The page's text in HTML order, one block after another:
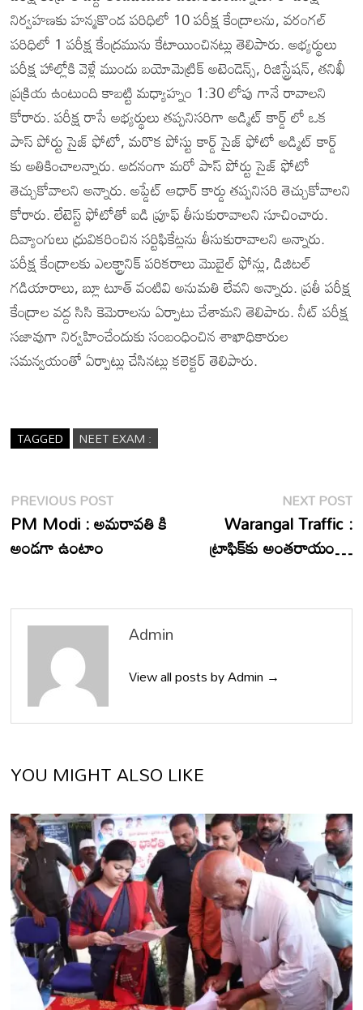
నిర్వహణకు హన్మకొండ పరిధిలో 10 పరీక్ష కేంద్రాలను, వరంగల్
పరిధిలో 1 పరీక్ష కేంద్రమును కేటాయించినట్లు తెలిపారు. అభ్యర్థులు
పరీక్ష హాల్లోకి వెళ్లే ముందు బయోమెట్రిక్ అటెండెన్స్, రిజిస్ట్రేషన్, తనిఖీ
ప్రక్రియ ఉంటుంది కాబట్టి మధ్యాహ్నం 1:30 లోపు గానే రావాలని
కోరారు. పరీక్ష రాసే అభ్యర్థులు తప్పనిసరిగా అడ్మిట్ కార్డ్ లో ఒక
పాస్ పోర్టు సైజ్ ఫోటో, మరొక పోస్టు కార్డ్ సైజ్ ఫోటో అడ్మిట్ కార్డ్
కు అతికించాలన్నారు. అదనంగా మరో పాస్ పోర్టు సైజ్ ఫోటో
తెచ్చుకోవాలని అన్నారు. అప్డేట్ ఆధార్ కార్డు తప్పనిసరి తెచ్చుకోవాలని
కోరారు. లేటెస్ట్ ఫోటోతో ఐడి ప్రూఫ్ తీసుకురావాలని సూచించారు.
దివ్యాంగులు ధ్రువికరించిన సర్టిఫికేట్లను తీసుకురావాలని అన్నారు.
పరీక్ష కేంద్రాలకు ఎలక్ట్రానిక్ పరికరాలు మొబైల్ ఫోన్లు, డిజిటల్
గడియారాలు, బ్లూ టూత్ వంటివి అనుమతి లేవని అన్నారు. ప్రతీ పరీక్ష
కేంద్రాల వద్ద సిసి కెమెరాలను ఏర్పాటు చేశామని తెలిపారు. నీట్ పరీక్ష
సజావుగా నిర్వహించేందుకు సంబంధించిన శాఖాధికారుల
సమన్వయంతో ఏర్పాట్లు చేసినట్లు కలెక్టర్ తెలిపారు.
TAGGED NEET EXAM :
Post
navigation
PREVIOUS POSTPrevious
post:
PM Modi : అమరావతి కి
అండగా ఉంటాం
NEXT POST
Warangal Traffic :
ట్రాఫిక్‌కు అంతరాయం…
Admin
View all posts by Admin →
YOU MIGHT ALSO LIKE